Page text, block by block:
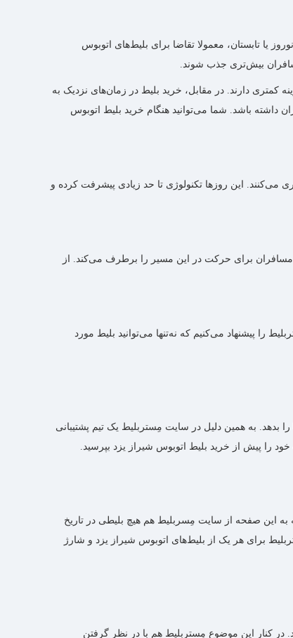
یا تابستان، معمولا تقاضا برای بلیط‌های اتوبوس
بیش‌تری جذب شوند.
کمتری دارند. در مقابل، خرید بلیط در زمان‌های نزدیک به
باشد. شما می‌توانید هنگام خرید بلیط اتوبوس
می‌کنند. این روزها تکنولوژی تا حد زیادی پیشرفت کرده و
برای حرکت در این مسیر را برطرف می‌کند. از
را پیشنهاد می‌کنیم که نه‌تنها می‌توانید بلیط مورد
بدهد. به همین دلیل در سایت مِستربلیط یک تیم پشتیبانی
به این صفحه از سایت مِسربلیط هم هیچ بلیطی در تاریخ
برای هر یک از بلیط‌های اتوبوس شیراز یزد و شارژ
کنار این موضوع مِستربلیط هم با در نظر گرفتن